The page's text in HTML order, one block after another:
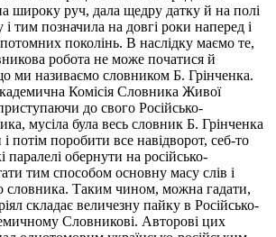
широку руч, дала щедру датку й на полі
тим позначила на довгі роки наперед і
поколінь. В наслідку маємо те,
робота не може початися й
ми називаємо словником Б. Грінченка.
Комісія Словника Живої
до свого Російсько-
мусіла була весь словник Б. Грінченка
потім поробити все навідворот, себ-то
паралелі обернути на російсько-
тим способом основну масу слів і
словника. Таким чином, можна гадати,
складає величезну пайку в Російсько-
Словникові. Авторові цих